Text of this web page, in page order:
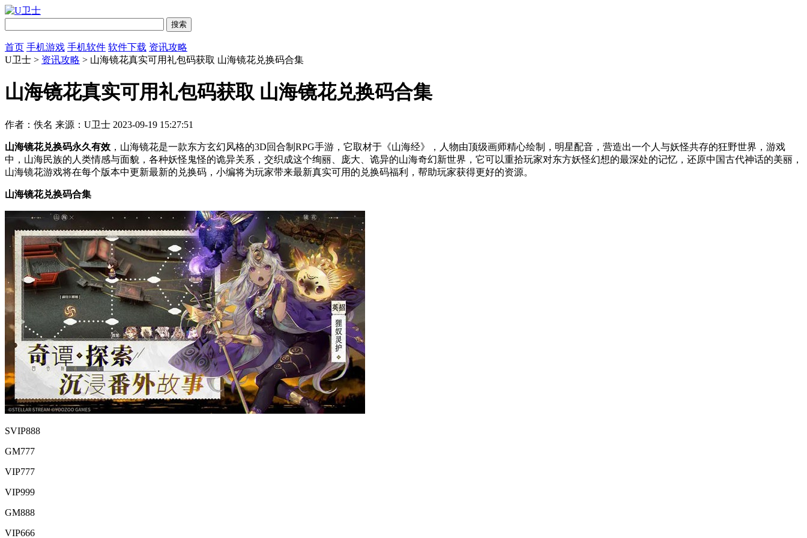
首页 手机游戏 手机软件 软件下载 资讯攻略
U卫士 > 资讯攻略 > 山海镜花真实可用礼包码获取 山海镜花兑换码合集
山海镜花真实可用礼包码获取 山海镜花兑换码合集
作者：佚名 来源：U卫士 2023-09-19 15:27:51
山海镜花兑换码永久有效 ，山海镜花是一款东方玄幻风格的3D回合制RPG手游，它取材于《山海经》，人物由顶级画师精心绘制，明星配音，营造出一个人与妖怪共存的狂野世界，游戏
中，山海民族的人类情感与面貌，各种妖怪鬼怪的诡异关系，交织成这个绚丽、庞大、诡异的山海奇幻新世界，它可以重拾玩家对东方妖怪幻想的最深处的记忆，还原中国古代神话的美丽，
山海镜花游戏将在每个版本中更新最新的兑换码，小编将为玩家带来最新真实可用的兑换码福利，帮助玩家获得更好的资源。
山海镜花兑换码合集
SVIP888
GM777
VIP777
VIP999
GM888
VIP666